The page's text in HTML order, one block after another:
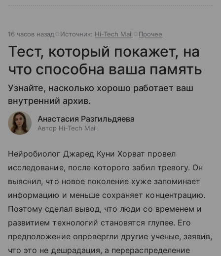
16 часов назад Источник: Hi-Tech Mail Прочее
Тест, который покажет, на
что способна ваша память
Узнайте, насколько хорошо работает ваш
внутренний архив.
Анастасия Разгильдяева
Автор Hi-Tech Mail
Нейробиолог Джаред Куни Хорват провел
исследование, после которого забил тревогу. Он
выяснил, что новое поколение хуже запоминает
информацию и меньше сохраняет концентрацию.
Поэтому сделал вывод, что люди со временем и
развитием технологий становятся глупее. Его
предположение опровергли другие ученые, заявив,
что это не дешрадация, а перераспределение